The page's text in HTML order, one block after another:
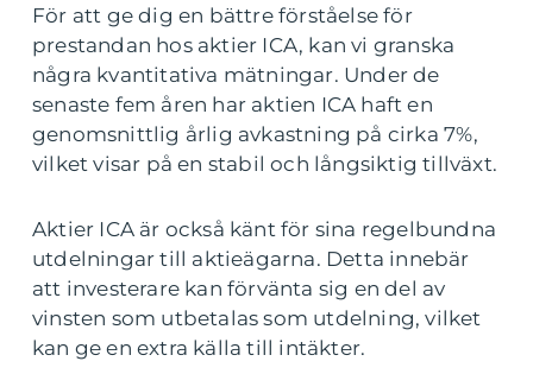
För att ge dig en bättre förståelse för
prestandan hos aktier ICA, kan vi granska
några kvantitativa mätningar. Under de
senaste fem åren har aktien ICA haft en
genomsnittlig årlig avkastning på cirka 7%,
vilket visar på en stabil och långsiktig tillväxt.
Aktier ICA är också känt för sina regelbundna
utdelningar till aktieägarna. Detta innebär
att investerare kan förvänta sig en del av
vinsten som utbetalas som utdelning, vilket
kan ge en extra källa till intäkter.